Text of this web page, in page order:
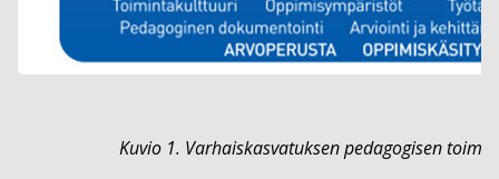
Kuvio 1. Varhaiskasvatuksen pedagogisen